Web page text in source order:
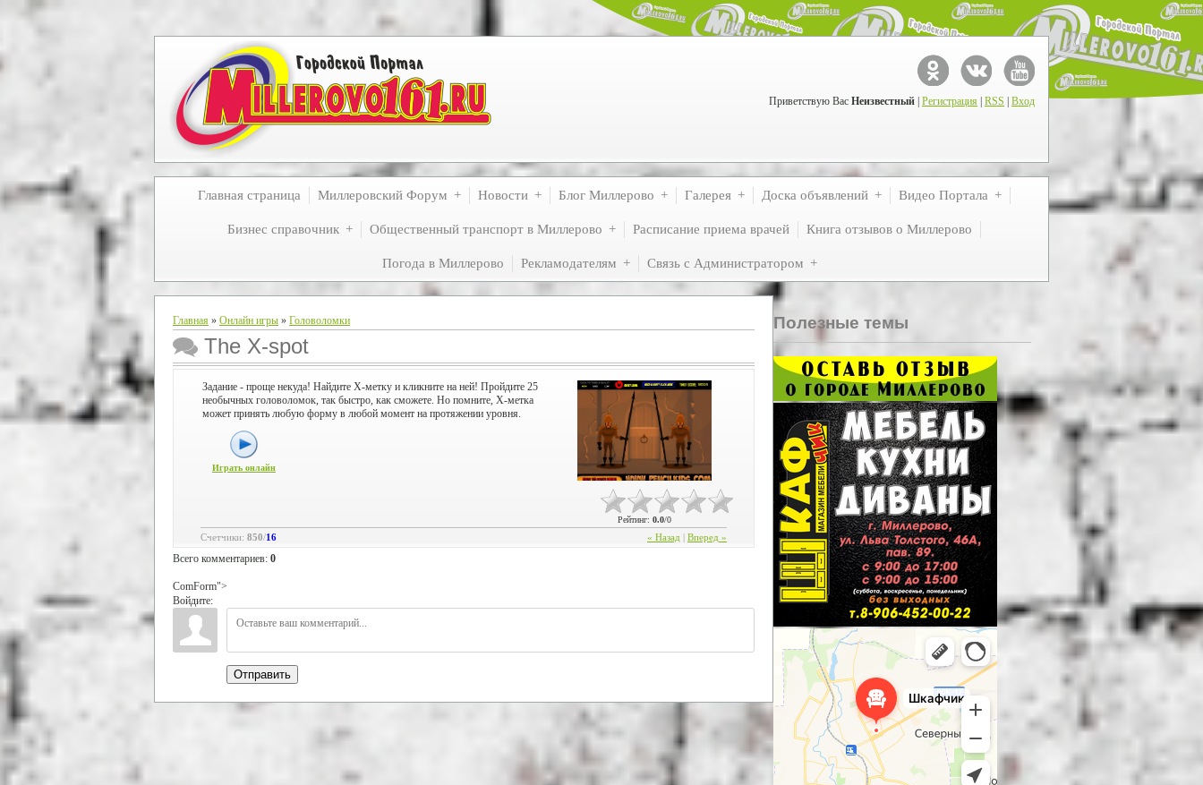
Приветствую Вас Неизвестный Регистрация RSS Вход
Главная страница Миллеровский Форум Новости Блог Миллерово Галерея Доска объявлений Видео Портала
Бизнес справочник Общественный транспорт в Миллерово Расписание приема врачей Книга отзывов о Миллерово
Погода в Миллерово Рекламодателям Связь с Администратором
Главная » Онлайн игры » Головоломки
The X-spot
Задание - проще некуда! Найдите X-метку и кликните на ней! Пройдите 25
необычных головоломок, так быстро, как сможете. Но помните, X-метка
может принять любую форму в любой момент на протяжении уровня.
Играть онлайн
Рейтинг: 0.0/0
« Назад
Вперед »
Счетчики: 850/16
Всего комментариев: 0
ComForm">
Войдите:
Отправить
Полезные темы